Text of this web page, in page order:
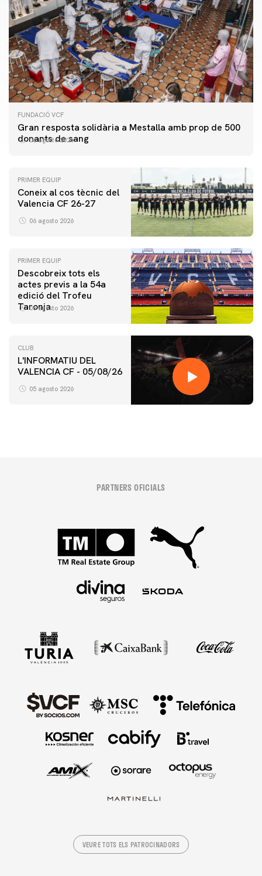
FUNDACIÓ VCF
Gran resposta solidària a Mestalla amb prop de 500
donants de sang
06 agosto 2026
PRIMER EQUIP
Coneix al cos tècnic del
Valencia CF 26-27
06 agosto 2026
PRIMER EQUIP
Descobreix tots els
actes previs a la 54a
edició del Trofeu
Taronja
06 agosto 2026
CLUB
L'INFORMATIU DEL
VALENCIA CF - 05/08/26
05 agosto 2026
PARTNERS OFICIALS
VEURE TOTS ELS PATROCINADORS